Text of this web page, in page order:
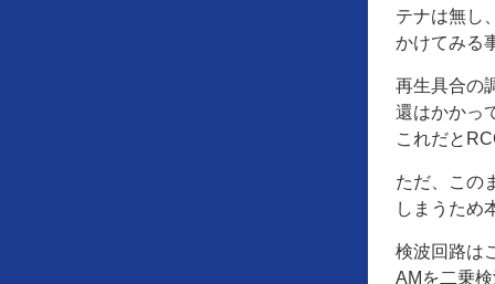
テナは無し
かけてみる
再生具合の
還はかかっ
これだと
ただ、この
しまうため
検波回路は
AMを二乗